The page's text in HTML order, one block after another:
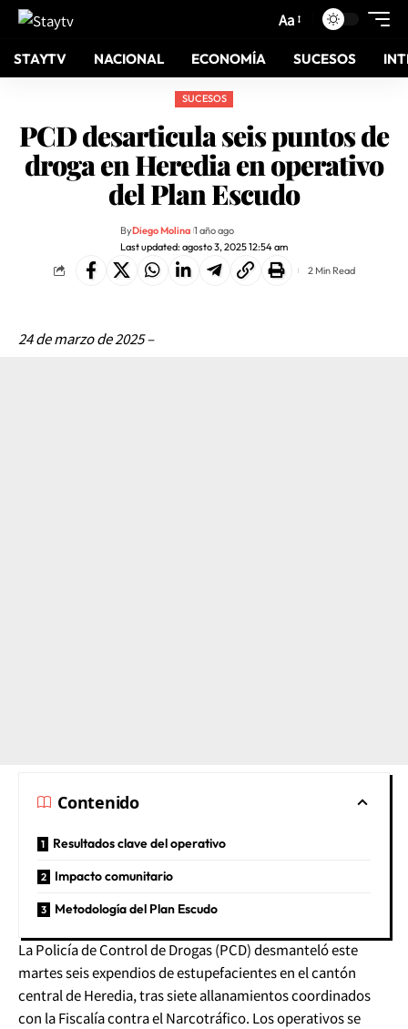
Aa
STAYTV NACIONAL ECONOMÍA SUCESOS
SUCESOS
PCD desarticula seis puntos de
droga en Heredia en operativo
del Plan Escudo
Last updated: agosto 3, 2025 12:54 am
ByDiego Molina 1 año ago
2 Min Read
24 de marzo de 2025 –
Contenido
Resultados clave del operativo
Impacto comunitario
Metodología del Plan Escudo
La Policía de Control de Drogas (PCD) desmanteló este
martes seis expendios de estupefacientes en el cantón
central de Heredia, tras siete allanamientos coordinados
con la Fiscalía contra el Narcotráfico. Los operativos se